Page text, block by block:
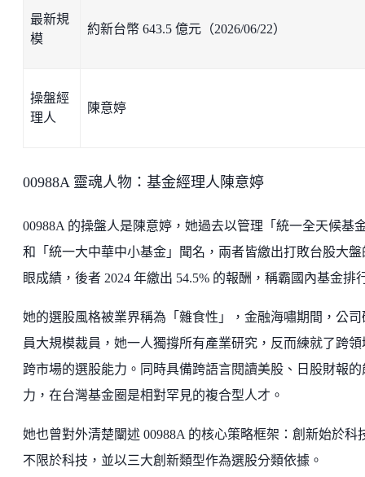
最新規
模
約新台幣 643.5 億元（2026/06/22）
操盤經
理人
陳意婷
00988A 靈魂人物：基金經理人陳意婷
00988A 的操盤人是陳意婷，她過去以管理「統一全天候基
和「統一大中華中小基金」聞名，兩者皆繳出打敗台股大盤
眼成績，後者 2024 年繳出 54.5% 的報酬，稱霸國內基金排
她的選股風格被業界稱為「雜食性」，金融海嘯期間，公司
員大規模裁員，她一人獨撐所有產業研究，反而練就了跨領
跨市場的選股能力。同時具備跨語言閱讀美股、日股財報的
力，在台灣基金圈是相對罕見的複合型人才。
她也曾對外清楚闡述 00988A 的核心策略框架：創新始於科
不限於科技，並以三大創新類型作為選股分類依據。